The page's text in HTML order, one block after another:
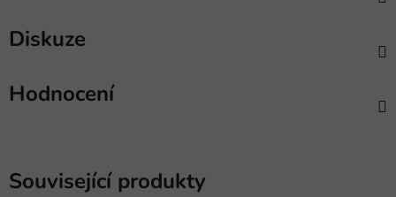
Diskuze
Hodnocení
Související produkty